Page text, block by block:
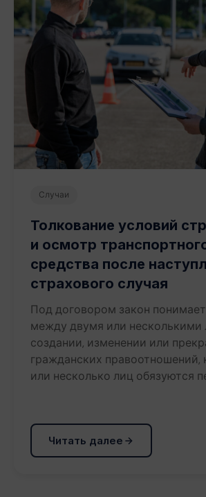
Случаи
Толкование условий
и осмотр
средства после
страхового случая
Под договором закон
между двумя или несколькими
создании, изменении или
гражданских правоотношений,
или несколько лиц обязуются
Читать далее